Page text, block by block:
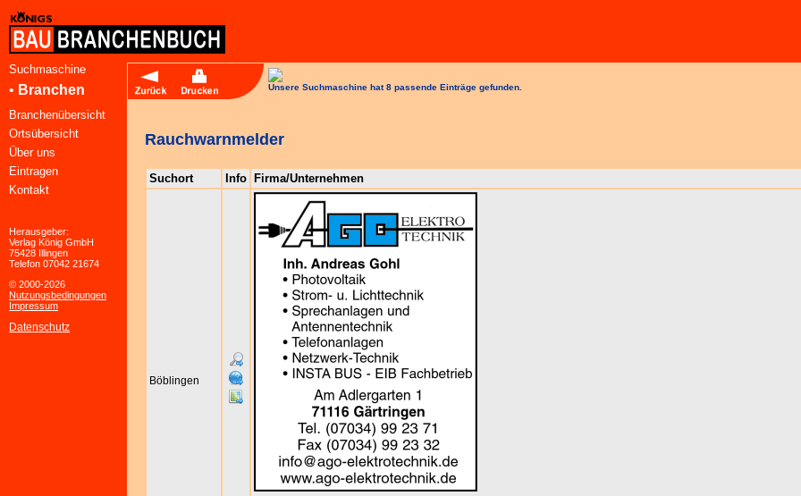
Suchmaschine
• Branchen
Branchenübersicht
Ortsübersicht
Über uns
Eintragen
Kontakt
Herausgeber:
Verlag König GmbH
75428 Illingen
Telefon 07042 21674
© 2000-2026
Nutzungsbedingungen
Impressum
Datenschutz
Unsere Suchmaschine hat 8 passende Einträge gefunden.
Rauchwarnmelder
Suchort Info Firma/Unternehmen
Böblingen